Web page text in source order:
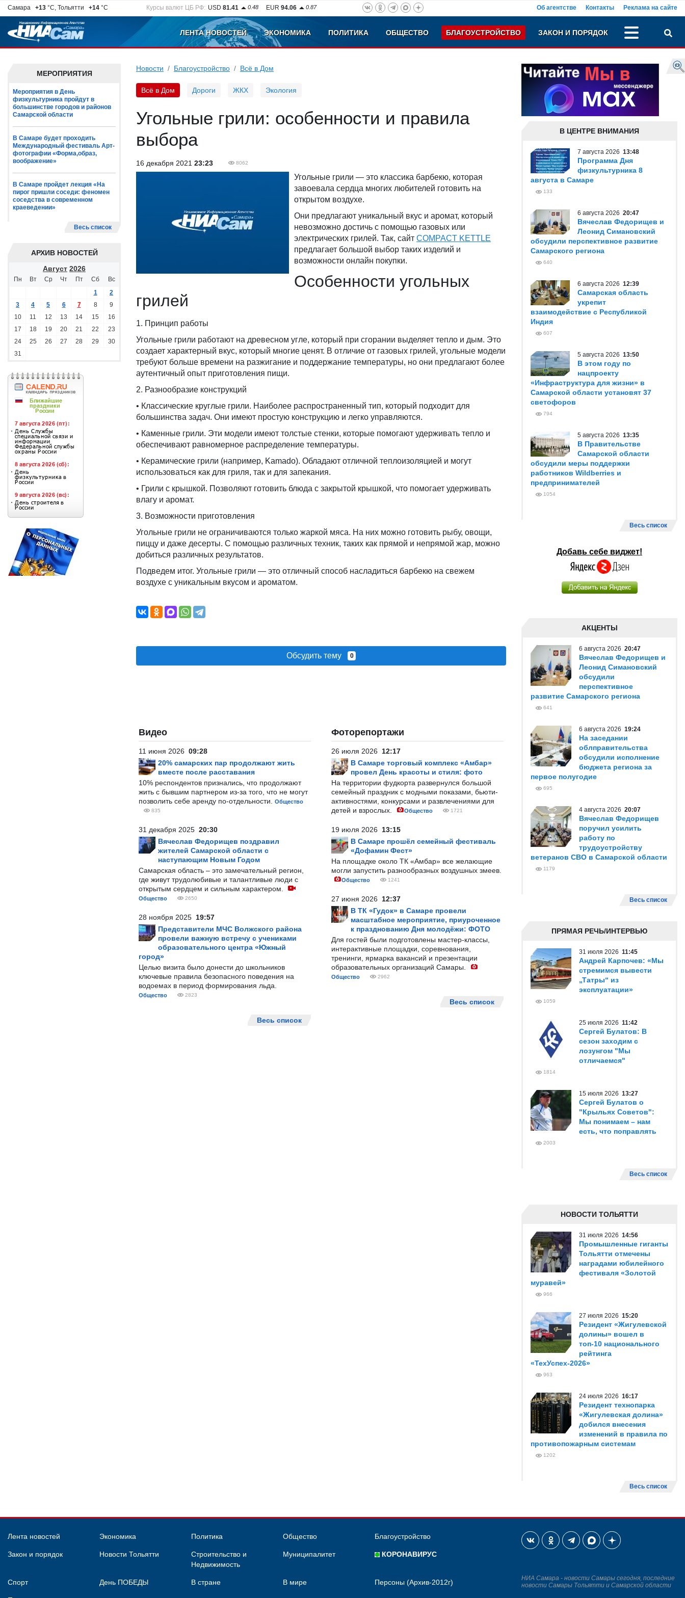
Самара +13 °C, Тольятти +14 °C Курсы валют ЦБ РФ: USD 81.41 0.48 EUR 94.06 0.87 Об агентстве Контакты Реклама на сайте
ЛЕНТА НОВОСТЕЙ ЭКОНОМИКА ПОЛИТИКА ОБЩЕСТВО БЛАГОУСТРОЙСТВО ЗАКОН И ПОРЯДОК
МЕРОПРИЯТИЯ
Мероприятия в День
физкультурника пройдут в
большинстве городов и районов
Самарской области
В Самаре будет проходить
Международный фестиваль Арт-
фотографии «Форма,образ,
воображение»
В Самаре пройдет лекция «На
пирог пришли соседи: феномен
соседства в современном
краеведении»
Весь список
АРХИВ НОВОСТЕЙ
Август 2026
Пн Вт Ср Чт Пт Сб
Вс
1
2
3
4 5 6 7 8
9
10
11 12 13 14 15
16
17
18 19 20 21 22
23
24
25 26 27 28 29
30
31
Новости Благоустройство Всё в Дом
Всё в Дом Дороги ЖКХ Экология
Угольные грили: особенности и правила
выбора
16 декабря 2021 23:23 8062
Угольные грили — это классика барбекю, которая
завоевала сердца многих любителей готовить на
открытом воздухе.
Они предлагают уникальный вкус и аромат, который
невозможно достичь с помощью газовых или
электрических грилей. Так, сайт COMPACT KETTLE
предлагает большой выбор таких изделий и
возможности онлайн покупки.
Особенности угольных
грилей
1. Принцип работы
Угольные грили работают на древесном угле, который при сгорании выделяет тепло и дым. Это
создает характерный вкус, который многие ценят. В отличие от газовых грилей, угольные модели
требуют больше времени на разжигание и поддержание температуры, но они предлагают более
аутентичный опыт приготовления пищи.
2. Разнообразие конструкций
• Классические круглые грили. Наиболее распространенный тип, который подходит для
большинства задач. Они имеют простую конструкцию и легко управляются.
• Каменные грили. Эти модели имеют толстые стенки, которые помогают удерживать тепло и
обеспечивают равномерное распределение температуры.
• Керамические грили (например, Kamado). Обладают отличной теплоизоляцией и могут
использоваться как для гриля, так и для запекания.
• Грили с крышкой. Позволяют готовить блюда с закрытой крышкой, что помогает удерживать
влагу и аромат.
3. Возможности приготовления
Угольные грили не ограничиваются только жаркой мяса. На них можно готовить рыбу, овощи,
пиццу и даже десерты. С помощью различных техник, таких как прямой и непрямой жар, можно
добиться различных результатов.
Подведем итог. Угольные грили — это отличный способ насладиться барбекю на свежем
воздухе с уникальным вкусом и ароматом.
Обсудить тему 0
Видео
11 июня 2026 09:28
20% самарских пар продолжают жить
вместе после расставания
10% респондентов признались, что продолжают
жить с бывшим партнером из-за того, что не могут
позволить себе аренду по-отдельности.
Общество
835
31 декабря 2025 20:30
Вячеслав Федорищев поздравил
жителей Самарской области с
наступающим Новым Годом
Самарская область – это замечательный регион,
где живут трудолюбивые и талантливые люди с
открытым сердцем и сильным характером.
Общество 2650
28 ноября 2025 19:57
Представители МЧС Волжского района
провели важную встречу с учениками
образовательного центра «Южный
город»
Целью визита было донести до школьников
ключевые правила безопасного поведения на
водоемах в период формирования льда.
Общество 2823
Весь список
Фоторепортажи
26 июля 2026 12:17
В Самаре торговый комплекс «Амбар»
провел День красоты и стиля: фото
На территории фудкорта развернулся большой
семейный праздник с модными показами, бьюти-
активностями, конкурсами и развлечениями для
детей и взрослых.
Общество 1721
19 июля 2026 13:15
В Самаре прошёл семейный фестиваль
«Дофамин Фест»
На площадке около ТК «Амбар» все желающие
могли запустить разнообразных воздушных змеев.
Общество 1241
27 июня 2026 12:37
В ТК «Гудок» в Самаре провели
масштабное мероприятие, приуроченное
к празднованию Дня молодёжи: ФОТО
Для гостей были подготовлены мастер-классы,
интерактивные площадки, соревнования,
тренинги, ярмарка вакансий и презентации
образовательных организаций Самары.
Общество 2962
Весь список
В ЦЕНТРЕ ВНИМАНИЯ
7 августа 2026 13:48
Программа Дня
физкультурника 8
августа в Самаре
133
6 августа 2026 20:47
Вячеслав Федорищев и
Леонид Симановский
обсудили перспективное развитие
Самарского региона
640
6 августа 2026 12:39
Самарская область
укрепит
взаимодействие с Республикой
Индия
607
5 августа 2026 13:50
В этом году по
нацпроекту
«Инфраструктура для жизни» в
Самарской области установят 37
светофоров
794
5 августа 2026 13:35
В Правительстве
Самарской области
обсудили меры поддержки
работников Wildberries и
предпринимателей
1054
Весь список
Добавь себе виджет!
АКЦЕНТЫ
6 августа 2026 20:47
Вячеслав Федорищев и
Леонид Симановский
обсудили
перспективное
развитие Самарского региона
641
6 августа 2026 19:24
На заседании
облправительства
обсудили исполнение
бюджета региона за
первое полугодие
695
4 августа 2026 20:07
Вячеслав Федорищев
поручил усилить
работу по
трудоустройству
ветеранов СВО в Самарской области
1179
Весь список
ПРЯМАЯ РЕЧЬ/ИНТЕРВЬЮ
31 июля 2026 11:45
Андрей Карпочев: «Мы
стремимся вывести
„Татры“ из
эксплуатации»
1059
25 июля 2026 11:42
Сергей Булатов: В
сезон заходим с
лозунгом "Мы
отличаемся"
1814
15 июля 2026 13:27
Сергей Булатов о
"Крыльях Советов":
Мы понимаем – нам
есть, что поправлять
2003
Весь список
НОВОСТИ ТОЛЬЯТТИ
31 июля 2026 14:56
Промышленные гиганты
Тольятти отмечены
наградами юбилейного
фестиваля «Золотой
муравей»
966
27 июля 2026 15:20
Резидент «Жигулевской
долины» вошел в
топ-10 национального
рейтинга
«ТехУспех-2026»
963
24 июля 2026 16:17
Резидент технопарка
«Жигулевская долина»
добился внесения
изменений в правила по
противопожарным системам
1202
Весь список
Лента новостей Экономика Политика Общество Благоустройство
Закон и порядок Новости Тольятти
Строительство и
Недвижимость
Муниципалитет КОРОНАВИРУС
Спорт День ПОБЕДЫ В стране В мире Персоны (Архив-2012г)
НИА Самара - новости Самары сегодня, последние
новости Самары Тольятти и Самарской области